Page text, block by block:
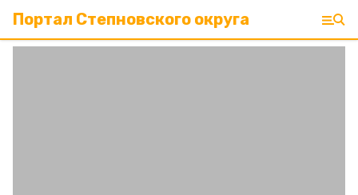
Портал Степновского округа